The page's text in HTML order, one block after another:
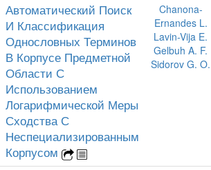
Автоматический Поиск
И Классификация
Однословных Терминов
В Корпусе Предметной
Области С
Использованием
Логарифмической Меры
Сходства С
Неспециализированным
Корпусом
Chanona-
Ernandes L.
Lavin-Vija E.
Gelbuh A. F.
Sidorov G. O.